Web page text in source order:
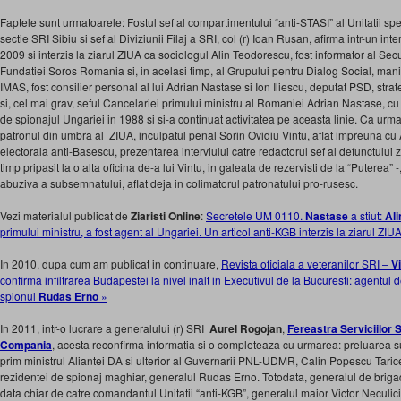
Faptele sunt urmatoarele: Fostul sef al compartimentului “anti-STASI” al Unitatii
sectie SRI Sibiu si sef al Diviziunii Filaj a SRI, col (r) Ioan Rusan, afirma intr-un
2009 si interzis la ziarul ZIUA ca sociologul Alin Teodorescu, fost informator al
Fundatiei Soros Romania si, in acelasi timp, al Grupului pentru Dialog Social,
IMAS, fost consilier personal al lui Adrian Nastase si Ion Iliescu, deputat PSD,
si, cel mai grav, seful Cancelariei primului ministru al Romaniei Adrian Nastase,
de spionajul Ungariei in 1988 si si-a continuat activitatea pe aceasta linie. Ca
patronul din umbra al ZIUA, inculpatul penal Sorin Ovidiu Vintu, aflat impreuna
electorala anti-Basescu, prezentarea interviului catre redactorul sef al defunctului
timp pripasit la o alta oficina de-a lui Vintu, in galeata de rezervisti de la “Puterea”
abuziva a subsemnatului, aflat deja in colimatorul patronatului pro-rusesc.
Vezi materialul publicat de Ziaristi Online:Secretele UM 0110. Nastasea stiut:
primului ministru, a fost agent al Ungariei. Un articol anti-KGB interzis la ziarul
In 2010, dupa cum am publicat in continuare, Revista oficiala a veteranilor SRI –
confirma infiltrarea Budapestei la nivel inalt in Executivul de la Bucuresti: agentul
spionul Rudas Erno »
In 2011, intr-o lucrare a generalului (r) SRI Aurel Rogojan, Fereastra Serviciilor
Compania, acesta reconfirma informatia si o completeaza cu urmarea: preluarea
prim ministrul Aliantei DA si ulterior al Guvernarii PNL-UDMR, Calin Popescu
rezidentei de spionaj maghiar, generalul Rudas Erno. Totodata, generalul de
data chiar de catre comandantul Unitatii “anti-KGB”, generalul maior Victor